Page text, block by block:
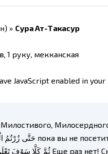
» Сура Ат-Такасур
1 руку, мекканская
JavaScript enabled in